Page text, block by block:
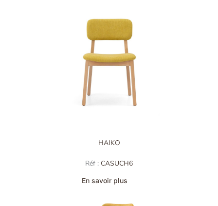
HAIKO
Réf : CASUCH6
En savoir plus